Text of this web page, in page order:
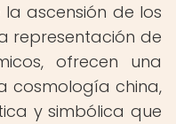
ascensión de los
representación de
ofrecen una
cosmología china,
y simbólica que